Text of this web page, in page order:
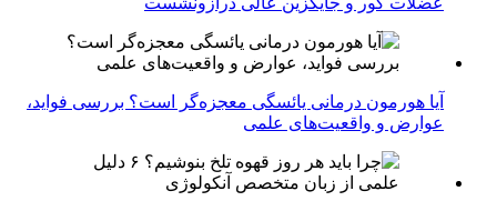
آیا هورمون درمانی یائسگی معجزه‌گر است؟ بررسی فواید،
عوارض و واقعیت‌های علمی